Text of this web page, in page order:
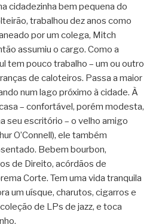
cidadezinha bem pequena do
trabalhou dez anos como
por um colega, Mitch
assumiu o cargo. Como a
tem pouco trabalho – um ou outro
de caloteiros. Passa a maior
num lago próximo à cidade. À
– confortável, porém modesta,
seu escritório – o velho amigo
O’Connell), ele também
Bebem bourbon,
de Direito, acórdãos de
Corte. Tem uma vida tranquila
um uísque, charutos, cigarros e
de LPs de jazz, e toca